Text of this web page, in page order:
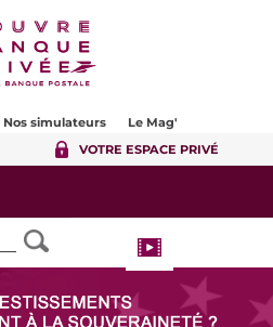
Nos simulateurs
Le Mag'
VOTRE ESPACE PRIVÉ